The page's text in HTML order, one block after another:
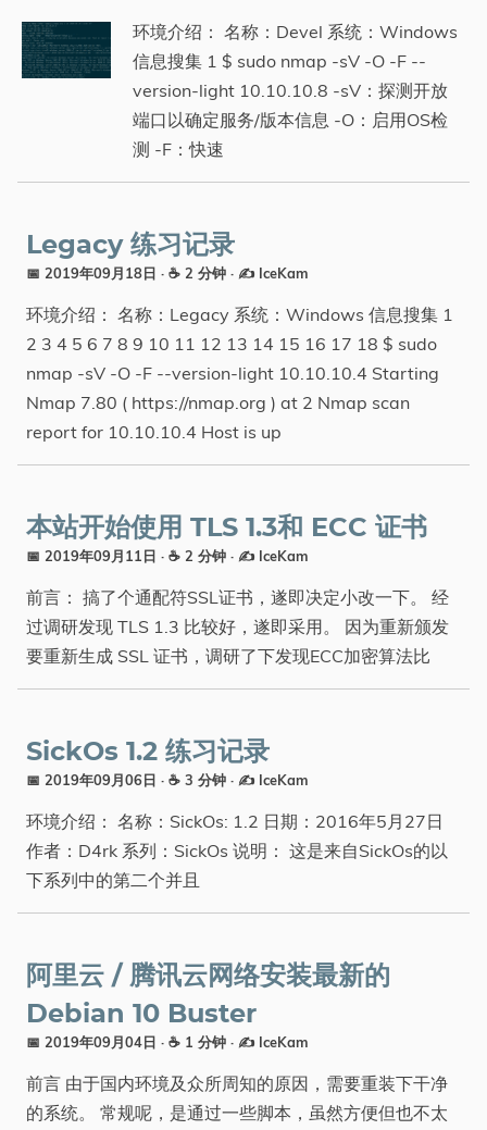
环境介绍： 名称：Devel 系统：Windows
信息搜集 1 $ sudo nmap -sV -O -F --
version-light 10.10.10.8 -sV：探测开放
端口以确定服务/版本信息 -O：启用OS检
测 -F：快速
Legacy 练习记录
📅 2019年09月18日 · ☕ 2 分钟 · ✍️ IceKam
环境介绍： 名称：Legacy 系统：Windows 信息搜集 1
2 3 4 5 6 7 8 9 10 11 12 13 14 15 16 17 18 $ sudo
nmap -sV -O -F --version-light 10.10.10.4 Starting
Nmap 7.80 ( https://nmap.org ) at 2 Nmap scan
report for 10.10.10.4 Host is up
本站开始使用 TLS 1.3和 ECC 证书
📅 2019年09月11日 · ☕ 2 分钟 · ✍️ IceKam
前言： 搞了个通配符SSL证书，遂即决定小改一下。 经
过调研发现 TLS 1.3 比较好，遂即采用。 因为重新颁发
要重新生成 SSL 证书，调研了下发现ECC加密算法比
SickOs 1.2 练习记录
📅 2019年09月06日 · ☕ 3 分钟 · ✍️ IceKam
环境介绍： 名称：SickOs: 1.2 日期：2016年5月27日
作者：D4rk 系列：SickOs 说明： 这是来自SickOs的以
下系列中的第二个并且
阿里云 / 腾讯云网络安装最新的
Debian 10 Buster
📅 2019年09月04日 · ☕ 1 分钟 · ✍️ IceKam
前言 由于国内环境及众所周知的原因，需要重装下干净
的系统。 常规呢，是通过一些脚本，虽然方便但也不太